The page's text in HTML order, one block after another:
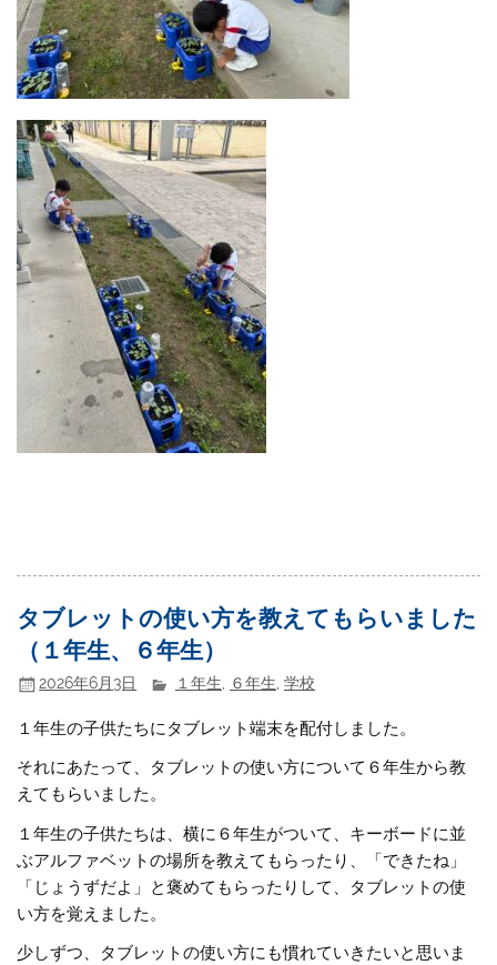
タブレットの使い方を教えてもらいました
（１年生、６年生）
2026年6月3日 １年生 ６年生 ,学校
１年生の子供たちにタブレット端末を配付しました。
それにあたって、タブレットの使い方について６年生から教
えてもらいました。
１年生の子供たちは、横に６年生がついて、キーボードに並
ぶアルファベットの場所を教えてもらったり、「できたね」
「じょうずだよ」と褒めてもらったりして、タブレットの使
い方を覚えました。
少しずつ、タブレットの使い方にも慣れていきたいと思いま